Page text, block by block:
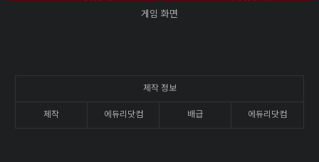
게임 화면
제작 정보
제작 에듀리닷컴 배급 에듀리닷컴